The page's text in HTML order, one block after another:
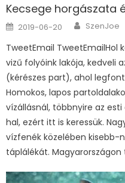
Kecsege horgászata
Posted on
2019-06-20 Author
SzenJoe
TweetEmail TweetEmailHol
vizű folyóink lakója, kedveli
(kérészes part), ahol
Homokos, lapos
vízállásnál, többnyire az esti
hal, ezért itt is keressük.
vízfenék közelében kisebb-
táplálékát.